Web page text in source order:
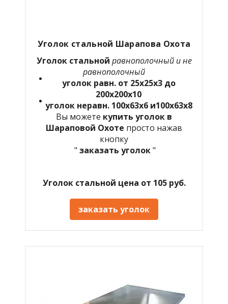
Уголок стальной Шарапова Охота
Уголок стальной равнополочный и не
равнополочный
уголок равн. от 25х25х3 до
200х200х10
уголок неравн. 100х63х6 и100х63х8
Вы можете купить уголок в
Шараповой Охоте просто нажав
кнопку
" заказать уголок"
Уголок стальной цена от 105 руб.
заказать уголок